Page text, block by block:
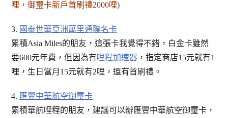
哩，御璽卡新戶首刷禮2000哩)
3. 國泰世華亞洲萬里通聯名卡
累積Asia Miles的朋友，這張卡我覺得不錯，白金卡雖然
要600元年費，但因為有哩程加速器 ，指定商店15元就有1
哩，生日當月15元就有2哩，還有首刷禮。
4. 匯豐中華航空御璽卡
累積華航哩程的朋友，建議可以辦匯豐中華航空御璽卡，